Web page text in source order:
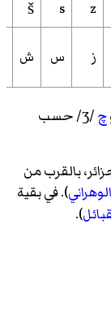
z
s
š
ز س ش
چ/ʒ/حسب
بالقرب من
). في بقية
).